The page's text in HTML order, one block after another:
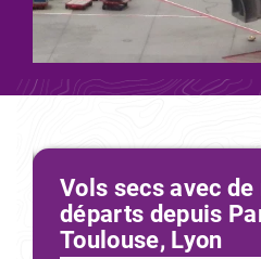
Redécouvrir vos
Partez à la découverte
avec ces peuples une